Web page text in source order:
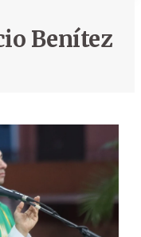
Benítez